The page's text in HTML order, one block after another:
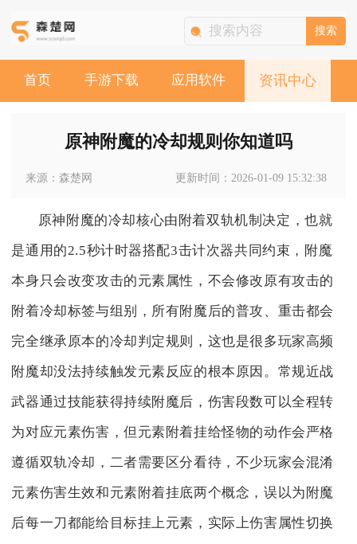
搜索
首页 手游下载 应用软件 资讯中心
原神附魔的冷却规则你知道吗
来源：森楚网 更新时间：2026-01-09 15:32:38
原神附魔的冷却核心由附着双轨机制决定，也就
是通用的2.5秒计时器搭配3击计次器共同约束，附魔
本身只会改变攻击的元素属性，不会修改原有攻击的
附着冷却标签与组别，所有附魔后的普攻、重击都会
完全继承原本的冷却判定规则，这也是很多玩家高频
附魔却没法持续触发元素反应的根本原因。常规近战
武器通过技能获得持续附魔后，伤害段数可以全程转
为对应元素伤害，但元素附着挂给怪物的动作会严格
遵循双轨冷却，二者需要区分看待，不少玩家会混淆
元素伤害生效和元素附着挂底两个概念，误以为附魔
后每一刀都能给目标挂上元素，实际上伤害属性切换